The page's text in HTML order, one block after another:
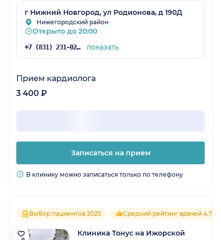
г Нижний Новгород, ул Родионова, д 190Д
Нижегородский район
Открыто до 20:00
+7 (831) 231-02-35 показать
Прием кардиолога
3 400 ₽
Записаться на прием
В клинику можно записаться только по телефону
Выбор пациентов 2025 Средний рейтинг врачей 4.7
Клиника Тонус на Ижорской